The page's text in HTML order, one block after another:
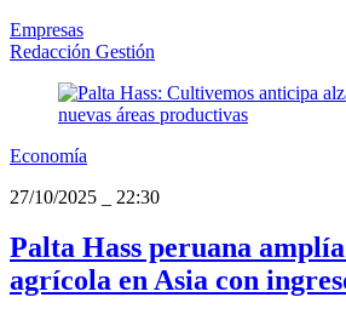
Empresas
Redacción Gestión
Economía
27/10/2025
22:30
Palta Hass peruana
agrícola en Asia con